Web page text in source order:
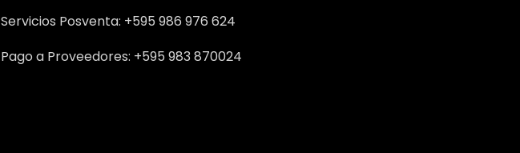
Servicios Posventa: +595 986 976 624
Pago a Proveedores: +595 983 870024